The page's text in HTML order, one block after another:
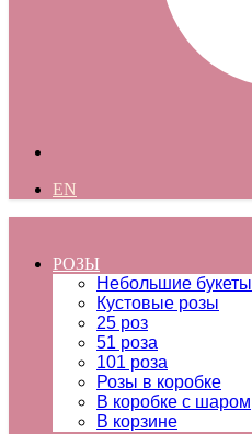
EN
РОЗЫ
Небольшие букеты
Кустовые розы
25 роз
51 роза
101 роза
Розы в коробке
В коробке с шаром
В корзине